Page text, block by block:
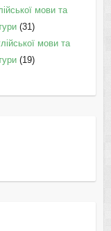
мови та
(31)
мови та
(19)